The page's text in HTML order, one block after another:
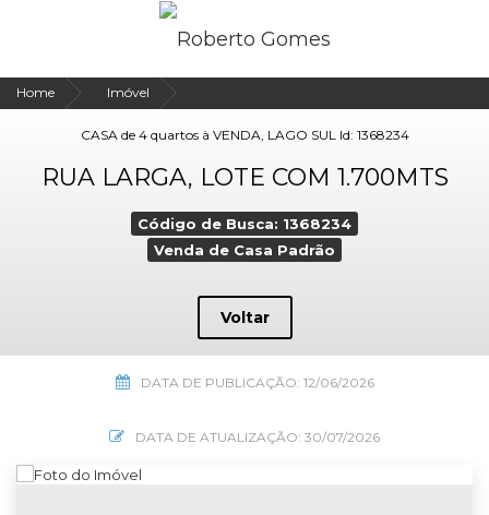
Home Imóvel
CASA de 4 quartos à VENDA, LAGO SUL Id: 1368234
RUA LARGA, LOTE COM 1.700MTS
Código de Busca: 1368234
Venda de Casa Padrão
Voltar
DATA DE PUBLICAÇÃO: 12/06/2026
DATA DE ATUALIZAÇÃO: 30/07/2026